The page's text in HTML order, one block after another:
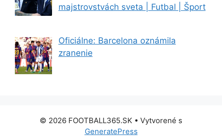
majstrovstvách sveta | Futbal | Šport
Oficiálne: Barcelona oznámila
zranenie
© 2026 FOOTBALL365.SK • Vytvorené s
GeneratePress